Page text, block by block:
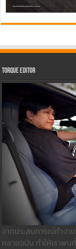
Torque Editor
จากประสบการณ์ทำงา
หลายฉบับ ทำให้เราพบ